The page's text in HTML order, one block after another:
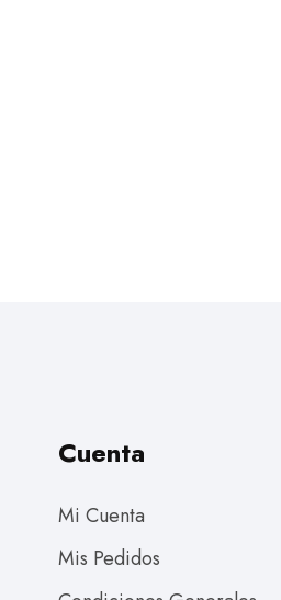
Cuenta
Mi Cuenta
Mis Pedidos